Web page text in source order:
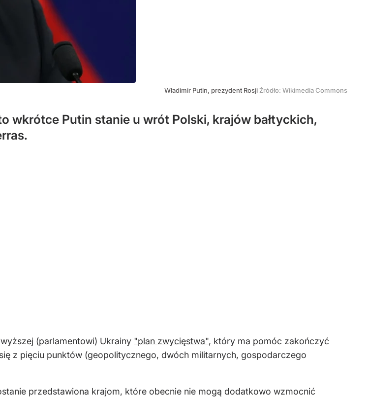
Władimir Putin, prezydent Rosji Źródło: Wikimedia Commons
wkrótce Putin stanie u wrót Polski, krajów bałtyckich,
(parlamentowi) Ukrainy "plan zwycięstwa", który ma pomóc zakończyć
z pięciu punktów (geopolitycznego, dwóch militarnych, gospodarczego
przedstawiona krajom, które obecnie nie mogą dodatkowo wzmocnić